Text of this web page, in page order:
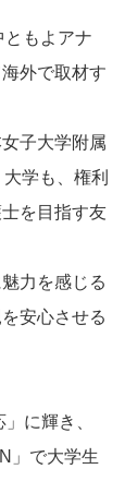
もよアナ
外で取材す
子大学附属
学も、権利
を目指す友
力を感じる
安心させる
に輝き、
」で大学生